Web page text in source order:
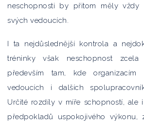
neschopnosti by přitom měly vždy
svých vedoucích.
I ta nejdůslednější kontrola a
tréninky však neschopnost
především tam, kde
vedoucích i dalších
Určité rozdíly v míře schopností, ale
předpokladů uspokojivého výkonu,